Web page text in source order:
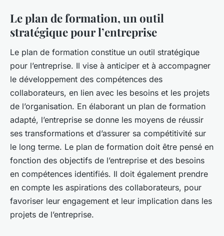
Le plan de formation, un outil
stratégique pour l’entreprise
Le plan de formation constitue un outil stratégique
pour l’entreprise. Il vise à anticiper et à accompagner
le développement des compétences des
collaborateurs, en lien avec les besoins et les projets
de l’organisation. En élaborant un plan de formation
adapté, l’entreprise se donne les moyens de réussir
ses transformations et d’assurer sa compétitivité sur
le long terme. Le plan de formation doit être pensé en
fonction des objectifs de l’entreprise et des besoins
en compétences identifiés. Il doit également prendre
en compte les aspirations des collaborateurs, pour
favoriser leur engagement et leur implication dans les
projets de l’entreprise.